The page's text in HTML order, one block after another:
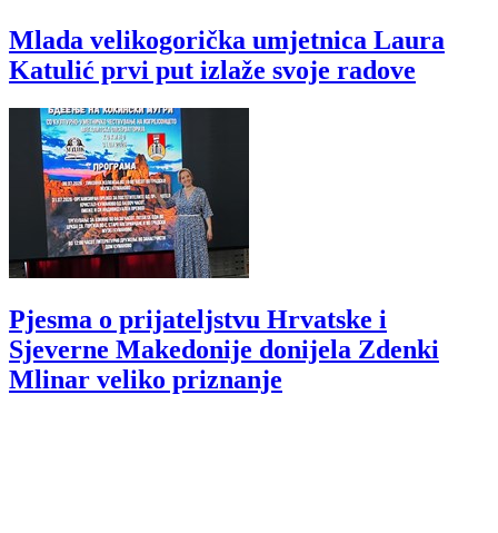
Mlada velikogorička umjetnica Laura
Katulić prvi put izlaže svoje radove
Pjesma o prijateljstvu Hrvatske i
Sjeverne Makedonije donijela Zdenki
Mlinar veliko priznanje